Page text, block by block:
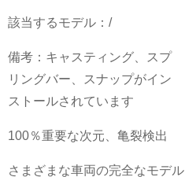
該当するモデル：/
備考：キャスティング、スプ
リングバー、スナップがイン
ストールされています
100％重要な次元、亀裂検出
さまざまな車両の完全なモデル